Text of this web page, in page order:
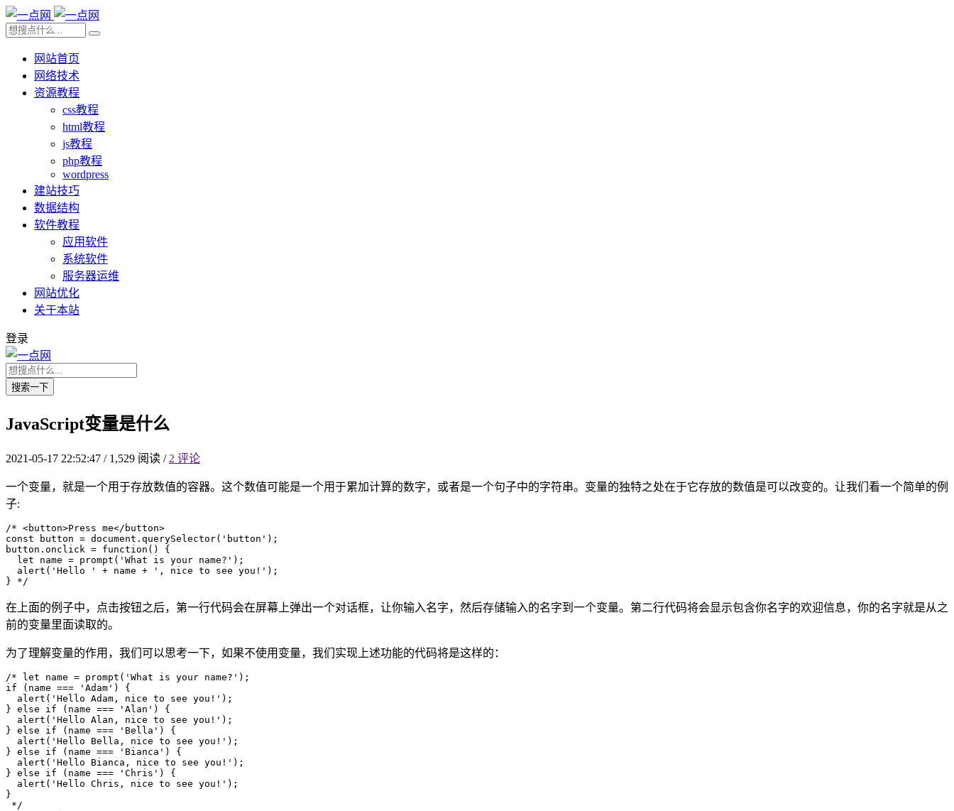
网站首页
网络技术
资源教程
css教程
html教程
js教程
php教程
wordpress
建站技巧
数据结构
软件教程
应用软件
系统软件
服务器运维
网站优化
关于本站
登录
搜索一下
JavaScript变量是什么
2021-05-17 22:52:47 /1,529 阅读 / 2 评论
一个变量，就是一个用于存放数值的容器。这个数值可能是一个用于累加计算的数字，或者是一个句子中的字符串。变量的独特之处在于它存放的数值是可以改变的。让我们看一个简单的例
子:
/* <button>Press me</button>
const button = document.querySelector('button');
button.onclick = function() {
  let name = prompt('What is your name?');
  alert('Hello ' + name + ', nice to see you!');
在上面的例子中，点击按钮之后，第一行代码会在屏幕上弹出一个对话框，让你输入名字，然后存储输入的名字到一个变量。第二行代码将会显示包含你名字的欢迎信息，你的名字就是从之
前的变量里面读取的。
为了理解变量的作用，我们可以思考一下，如果不使用变量，我们实现上述功能的代码将是这样的：
/* let name = prompt('What is your name?');
if (name === 'Adam') {
  alert('Hello Adam, nice to see you!');
} else if (name === 'Alan') {
  alert('Hello Alan, nice to see you!');
} else if (name === 'Bella') {
  alert('Hello Bella, nice to see you!');
} else if (name === 'Bianca') {
  alert('Hello Bianca, nice to see you!');
} else if (name === 'Chris') {
  alert('Hello Chris, nice to see you!');
}
*/